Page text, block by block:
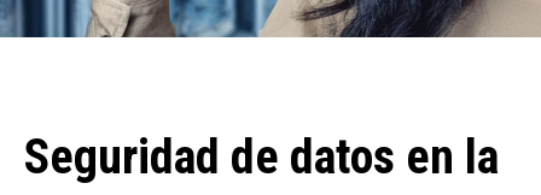
Seguridad de datos en la